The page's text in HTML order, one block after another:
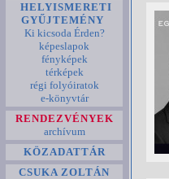
HELYISMERETI
GYŰJTEMÉNY
Ki kicsoda Érden?
képeslapok
fényképek
térképek
régi folyóiratok
e-könyvtár
RENDEZVÉNYEK
archívum
KÖZADATTÁR
CSUKA ZOLTÁN